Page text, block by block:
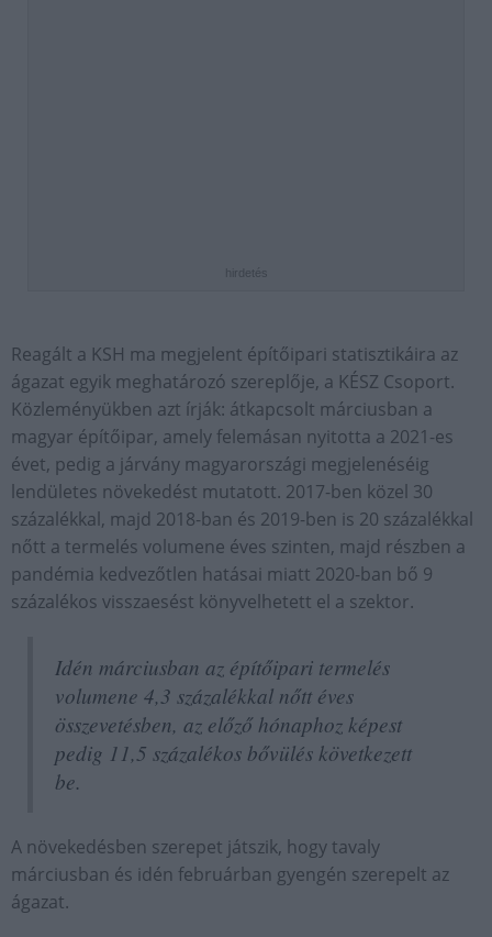
hirdetés
Reagált a KSH ma megjelent építőipari statisztikáira az
ágazat egyik meghatározó szereplője, a KÉSZ Csoport.
Közleményükben azt írják: átkapcsolt márciusban a
magyar építőipar, amely felemásan nyitotta a 2021-es
évet, pedig a járvány magyarországi megjelenéséig
lendületes növekedést mutatott. 2017-ben közel 30
százalékkal, majd 2018-ban és 2019-ben is 20 százalékkal
nőtt a termelés volumene éves szinten, majd részben a
pandémia kedvezőtlen hatásai miatt 2020-ban bő 9
százalékos visszaesést könyvelhetett el a szektor.
Idén márciusban az építőipari termelés
volumene 4,3 százalékkal nőtt éves
összevetésben, az előző hónaphoz képest
pedig 11,5 százalékos bővülés következett
be.
A növekedésben szerepet játszik, hogy tavaly
márciusban és idén februárban gyengén szerepelt az
ágazat.